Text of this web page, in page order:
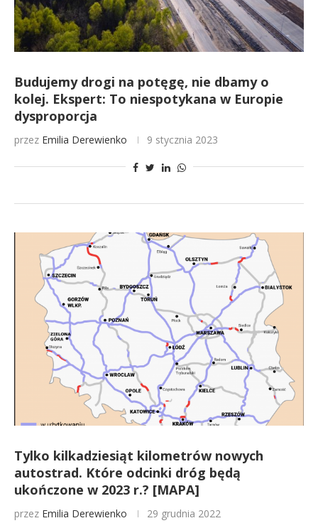
Budujemy drogi na potęgę, nie dbamy o
kolej. Ekspert: To niespotykana w Europie
dysproporcja
przez Emilia Derewienko 9 stycznia 2023
Tylko kilkadziesiąt kilometrów nowych
autostrad. Które odcinki dróg będą
ukończone w 2023 r.? [MAPA]
przez Emilia Derewienko 29 grudnia 2022